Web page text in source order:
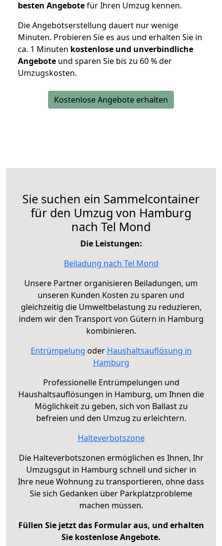
besten Angebotefür Ihren Umzug kennen.
Die Angebotserstellung dauert nur wenige
Minuten. Probieren Sie es aus und erhalten Sie in
ca. 1 Minuten kostenlose und unverbindliche
Angebote und sparen Sie bis zu 60 % der
Umzugskosten.
Kostenlose Angebote erhalten
Sie suchen ein Sammelcontainer
für den Umzug von Hamburg
nach Tel Mond
Die Leistungen:
Beiladung nach Tel Mond
Unsere Partner organisieren Beiladungen, um
unseren Kunden Kosten zu sparen und
gleichzeitig die Umweltbelastung zu reduzieren,
indem wir den Transport von Gütern in Hamburg
kombinieren.
Entrümpelung oder Haushaltsauflösung in
Hamburg
Professionelle Entrümpelungen und
Haushaltsauflösungen in Hamburg, um Ihnen die
Möglichkeit zu geben, sich von Ballast zu
befreien und den Umzug zu erleichtern.
Halteverbotszone
Die Halteverbotszonen ermöglichen es Ihnen, Ihr
Umzugsgut in Hamburg schnell und sicher in
Ihre neue Wohnung zu transportieren, ohne dass
Sie sich Gedanken über Parkplatzprobleme
machen müssen.
Füllen Sie jetzt das Formular aus, und erhalten
Sie kostenlose Angebote.